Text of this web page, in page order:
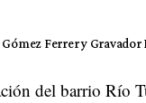
Ferrer y
del barrio Río